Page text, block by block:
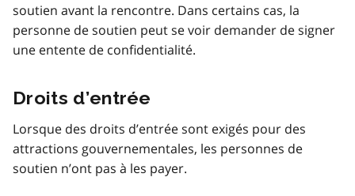
soutien avant la rencontre. Dans certains cas, la
personne de soutien peut se voir demander de signer
une entente de confidentialité.
Droits d’entrée
Lorsque des droits d’entrée sont exigés pour des
attractions gouvernementales, les personnes de
soutien n’ont pas à les payer.